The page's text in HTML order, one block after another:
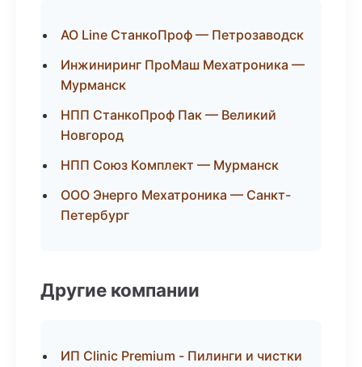
АО Line СтанкоПроф — Петрозаводск
Инжиниринг ПроМаш Мехатроника —
Мурманск
НПП СтанкоПроф Пак — Великий
Новгород
НПП Союз Комплект — Мурманск
ООО Энерго Мехатроника — Санкт-
Петербург
Другие компании
ИП Clinic Premium - Пилинги и чистки